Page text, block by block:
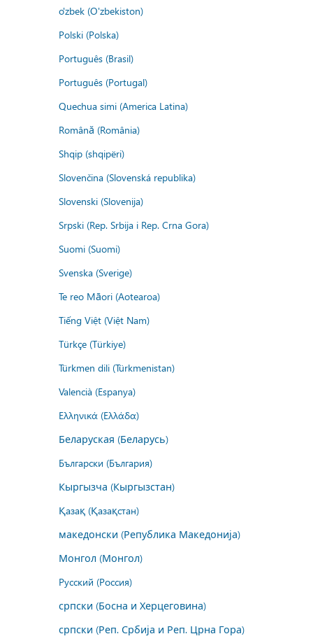
o'zbek (O'zbekiston)
Polski (Polska)
Português (Brasil)
Português (Portugal)
Quechua simi (America Latina)
Română (România)
Shqip (shqipëri)
Slovenčina (Slovenská republika)
Slovenski (Slovenija)
Srpski (Rep. Srbija i Rep. Crna Gora)
Suomi (Suomi)
Svenska (Sverige)
Te reo Māori (Aotearoa)
Tiếng Việt (Việt Nam)
Türkçe (Türkiye)
Türkmen dili (Türkmenistan)
Valencià (Espanya)
Ελληνικά (Ελλάδα)
Беларуская (Беларусь)
Български (България)
Кыргызча (Кыргызстан)
Қазақ (Қазақстан)
македонски (Република Македонија)
Монгол (Монгол)
Русский (Россия)
српски (Босна и Херцеговина)
српски (Реп. Србија и Реп. Црна Гора)